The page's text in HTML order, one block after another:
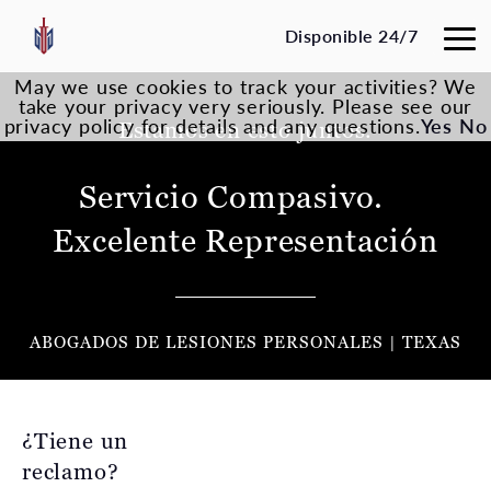
Disponible 24/7
Estamos en esto juntos.
Servicio Compasivo.
Excelente Representación
ABOGADOS DE LESIONES PERSONALES | TEXAS
¿Tiene un
reclamo?
May we use cookies to track your activities? We
take your privacy very seriously. Please see our
privacy policy for details and any questions.Yes No